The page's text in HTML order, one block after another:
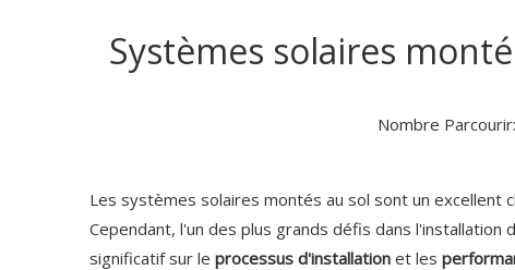
Systèmes solaires
Nombre Parcourir:
Les systèmes solaires montés au sol sont un excellent
Cependant, l'un des plus grands défis dans
significatif sur le processus d'installation et les